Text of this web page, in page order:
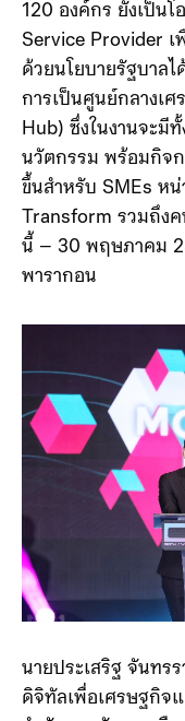
120 องค์กร ยังเป็น
Service Provider
ด้วยนโยบายรัฐบาล
การเป็นศูนย์กลางเ
Hub) ซึ่งในงานจะมี
นวัตกรรม พร้อมกิจ
ขึ้นสำหรับ SMEs ห
Transform รวมถึงค
นี้ – 30 พฤษภาคม
พารากอน
นายประเสริฐ จันทร
ดิจิทัลเพื่อเศรษฐกิจ